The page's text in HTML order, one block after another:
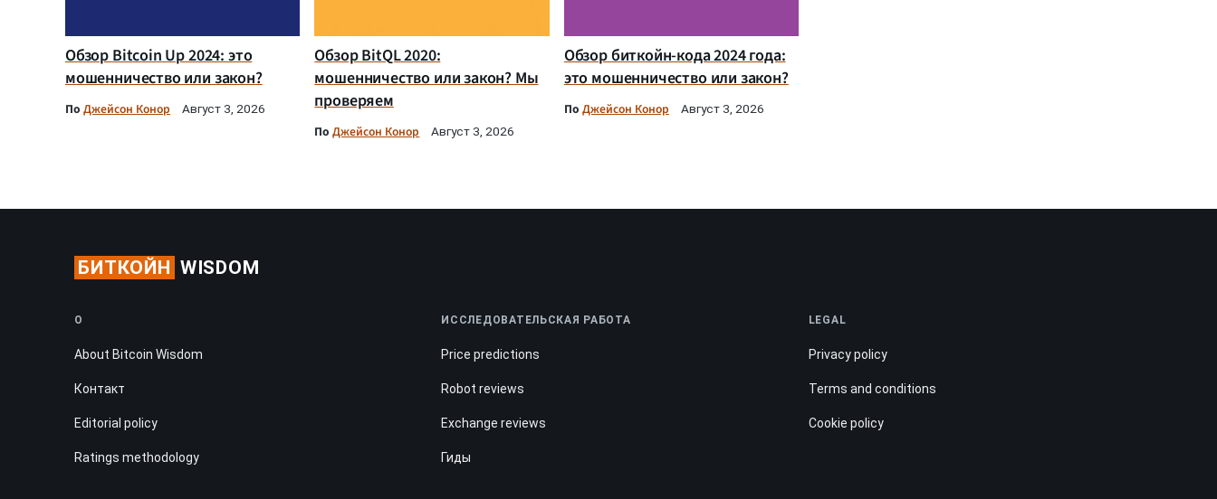
Обзор Bitcoin Up 2024: это
мошенничество или закон?
По Джейсон Конор Август 3, 2026
Обзор BitQL 2020:
мошенничество или закон? Мы
проверяем
ПоДжейсон Конор Август 3, 2026
Обзор биткойн-кода 2024 года:
это мошенничество или закон?
По Джейсон Конор Август 3, 2026
БИТКОЙН WISDOM
О
About Bitcoin Wisdom
Контакт
Editorial policy
Ratings methodology
ИССЛЕДОВАТЕЛЬСКАЯ РАБОТА
Price predictions
Robot reviews
Exchange reviews
Гиды
LEGAL
Privacy policy
Terms and conditions
Cookie policy